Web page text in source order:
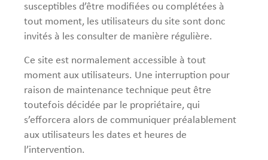
susceptibles d’être modifiées ou complétées à
tout moment, les utilisateurs du site sont donc
invités à les consulter de manière régulière.
Ce site est normalement accessible à tout
moment aux utilisateurs. Une interruption pour
raison de maintenance technique peut être
toutefois décidée par le propriétaire, qui
s’efforcera alors de communiquer préalablement
aux utilisateurs les dates et heures de
l’intervention.